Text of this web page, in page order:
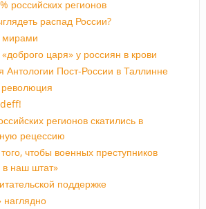
российских регионов
распад России?
мирами
царя» у россиян в крови
Антологии Пост-России в Таллинне
регионов скатились в
рецессию
чтобы военных преступников
наш штат»
поддержке